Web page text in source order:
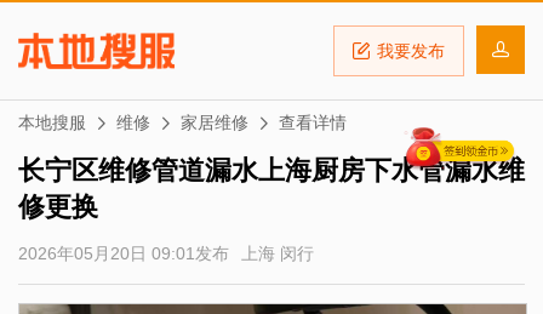
我要发布
本地搜服 维修 家居维修 查看详情
长宁区维修管道漏水上海厨房下水管漏水维
修更换
2026年05月20日 09:01发布 上海 闵行